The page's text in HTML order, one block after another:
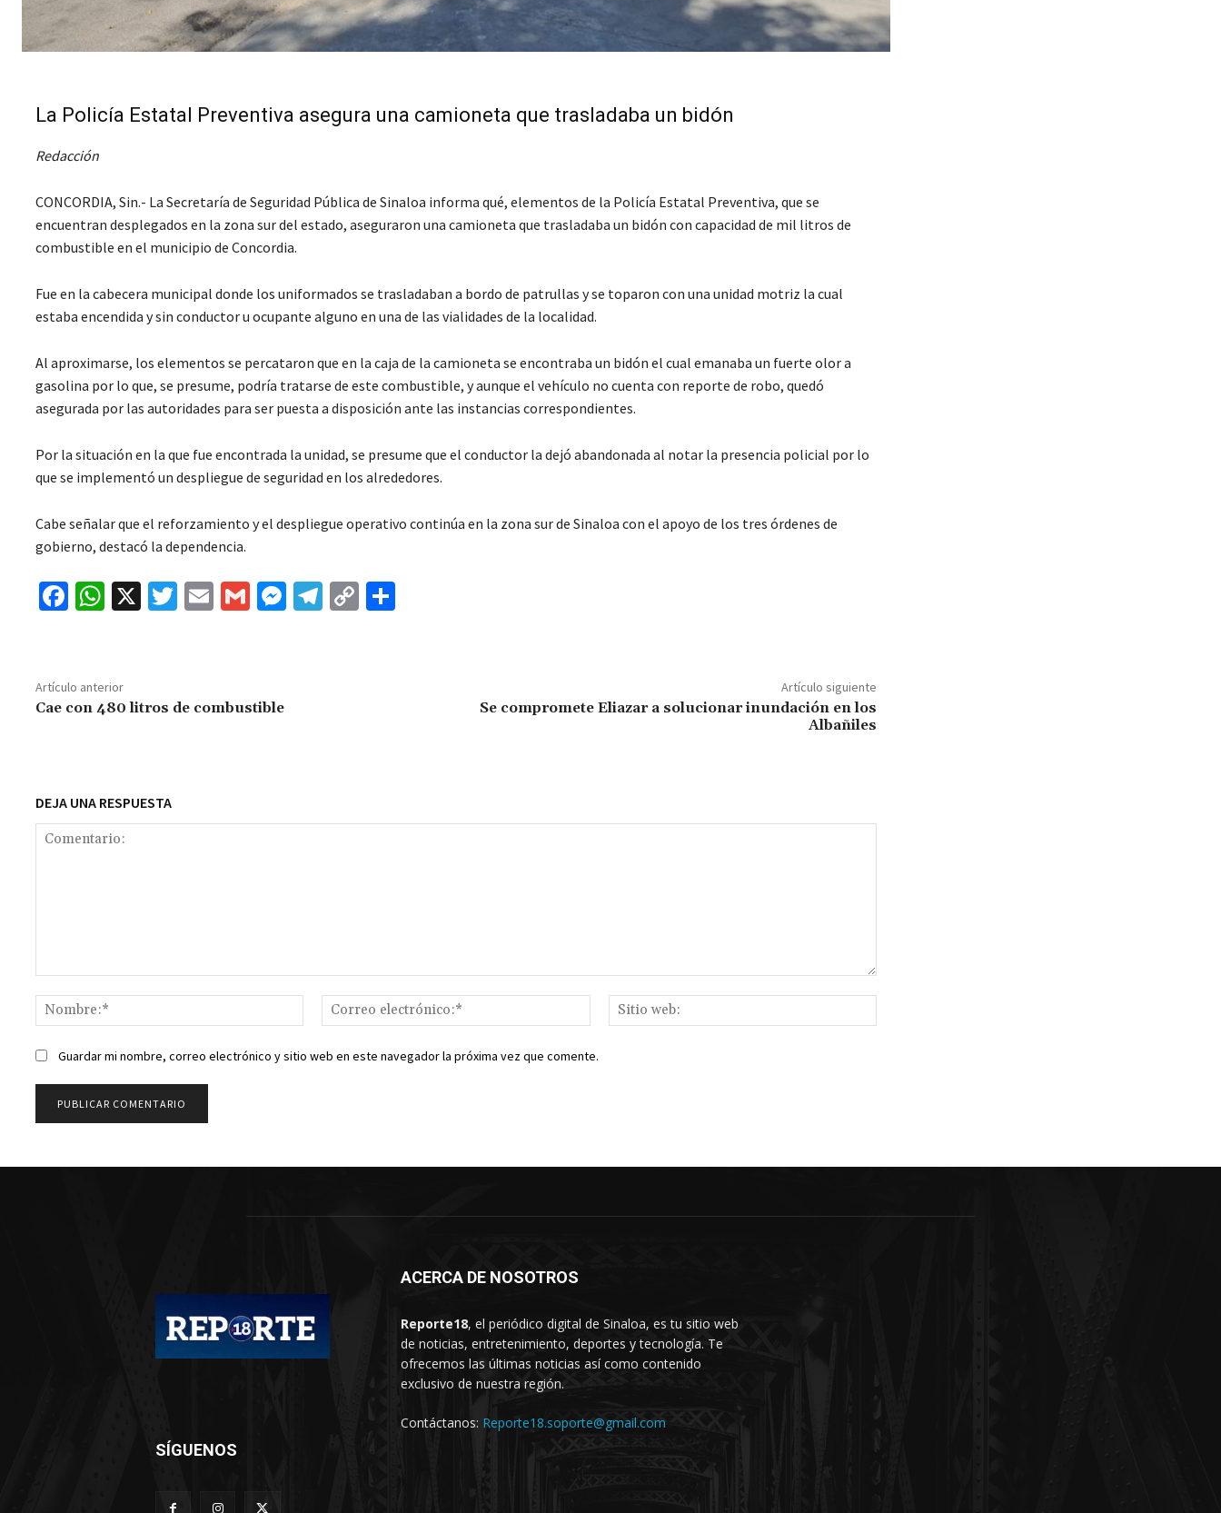
La Policía Estatal Preventiva asegura una camioneta que trasladaba un bidón
Redacción
CONCORDIA, Sin.- La Secretaría de Seguridad Pública de Sinaloa informa qué, elementos de la Policía Estatal Preventiva, que se
encuentran desplegados en la zona sur del estado, aseguraron una camioneta que trasladaba un bidón con capacidad de mil litros de
combustible en el municipio de Concordia.
Fue en la cabecera municipal donde los uniformados se trasladaban a bordo de patrullas y se toparon con una unidad motriz la cual
estaba encendida y sin conductor u ocupante alguno en una de las vialidades de la localidad.
Al aproximarse, los elementos se percataron que en la caja de la camioneta se encontraba un bidón el cual emanaba un fuerte olor a
gasolina por lo que, se presume, podría tratarse de este combustible, y aunque el vehículo no cuenta con reporte de robo, quedó
asegurada por las autoridades para ser puesta a disposición ante las instancias correspondientes.
Por la situación en la que fue encontrada la unidad, se presume que el conductor la dejó abandonada al notar la presencia policial por lo
que se implementó un despliegue de seguridad en los alrededores.
Cabe señalar que el reforzamiento y el despliegue operativo continúa en la zona sur de Sinaloa con el apoyo de los tres órdenes de
gobierno, destacó la dependencia.
Fa
o
o
W
sA
p
X
T
E
G
M Te C
Artículo anterior
Cae con 480 litros de combustible
Artículo siguiente
Se compromete Eliazar a solucionar inundación en los
Albañiles
DEJA UNA RESPUESTA
Nombre:*
Correo
electrónico:*
web:
Guardar mi nombre, correo electrónico y sitio web en este navegador la próxima vez que comente.
ACERCA DE NOSOTROS
Reporte18, el periódico digital de Sinaloa, es tu sitio web
de noticias, entretenimiento, deportes y tecnología. Te
ofrecemos las últimas noticias así como contenido
exclusivo de nuestra región.
Contáctanos: Reporte18.soporte@gmail.com
SÍGUENOS